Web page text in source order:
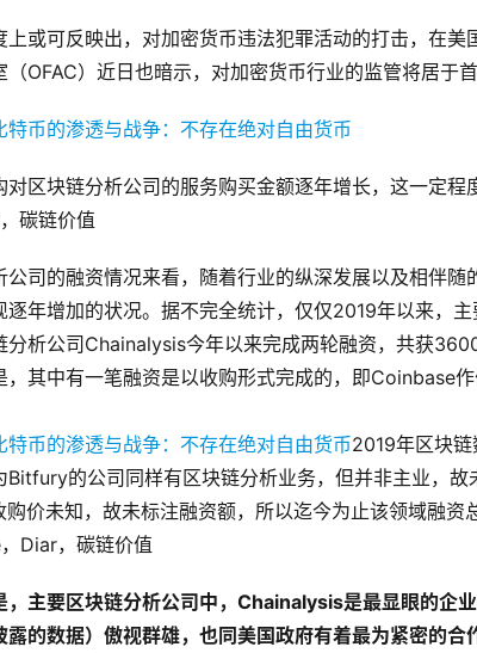
上或可反映出，对加密货币违法犯罪活动的打击，在
（OFAC）近日也暗示，对加密货币行业的监管将居于
对区块链分析公司的服务购买金额逐年增长，这一定
碳链价值
公司的融资情况来看，随着行业的纵深发展以及相伴
逐年增加的状况。据不完全统计，仅仅2019年以来，
分析公司Chainalysis今年以来完成两轮融资，共获
，其中有一笔融资是以收购形式完成的，即Coinbase
2019年区块链
Bitfury的公司同样有区块链分析业务，但并非主业，
价未知，故未标注融资额，所以迄今为止该领域融资
Diar，碳链价值
，主要区块链分析公司中，Chainalysis是最显眼的企
露的数据）傲视群雄，也同美国政府有着最为紧密的